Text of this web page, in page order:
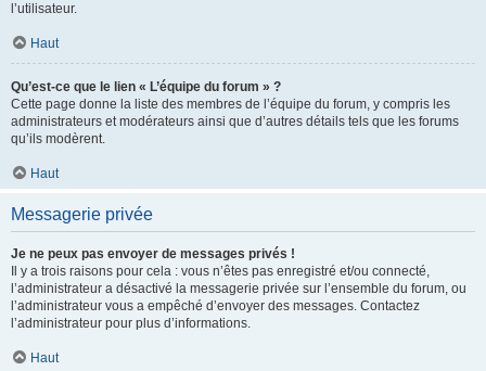
l’utilisateur.
Haut
Qu’est-ce que le lien « L’équipe du forum » ?
Cette page donne la liste des membres de l’équipe du forum, y compris les
administrateurs et modérateurs ainsi que d’autres détails tels que les forums
qu’ils modèrent.
Haut
Messagerie privée
Je ne peux pas envoyer de messages privés !
Il y a trois raisons pour cela : vous n’êtes pas enregistré et/ou connecté,
l’administrateur a désactivé la messagerie privée sur l’ensemble du forum, ou
l’administrateur vous a empêché d’envoyer des messages. Contactez
l’administrateur pour plus d’informations.
Haut